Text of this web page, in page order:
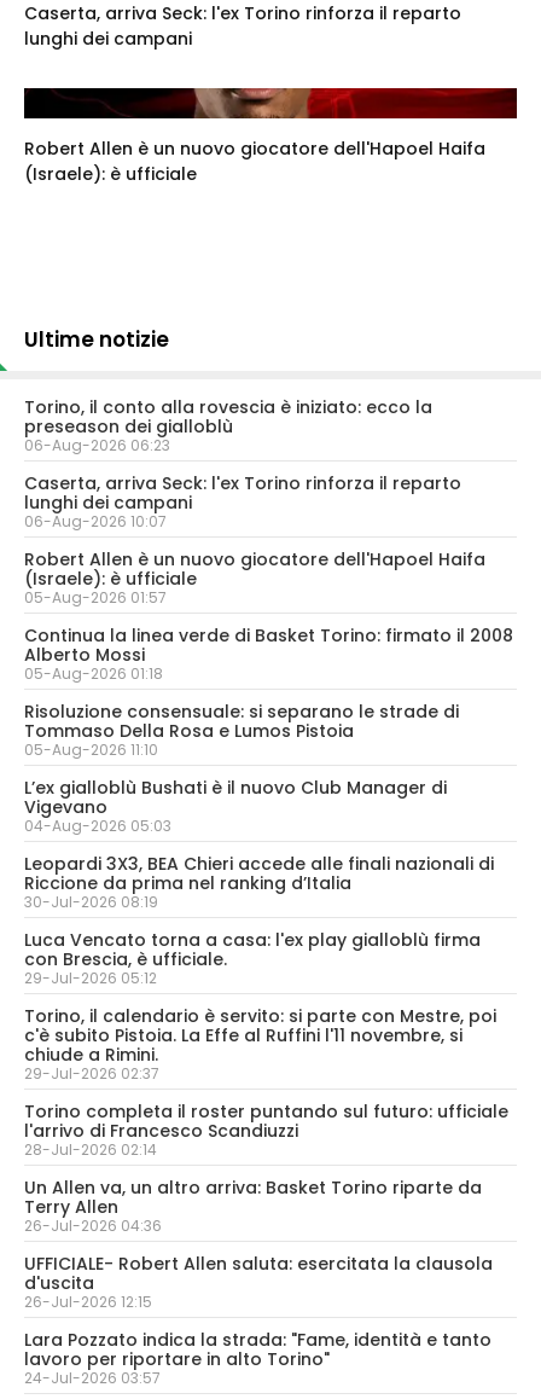
Caserta, arriva Seck: l'ex Torino rinforza il reparto
lunghi dei campani
Robert Allen è un nuovo giocatore dell'Hapoel Haifa
(Israele): è ufficiale
Ultime notizie
Torino, il conto alla rovescia è iniziato: ecco la
preseason dei gialloblù
06-Aug-2026 06:23
Caserta, arriva Seck: l'ex Torino rinforza il reparto
lunghi dei campani
06-Aug-2026 10:07
Robert Allen è un nuovo giocatore dell'Hapoel Haifa
(Israele): è ufficiale
05-Aug-2026 01:57
Continua la linea verde di Basket Torino: firmato il 2008
Alberto Mossi
05-Aug-2026 01:18
Risoluzione consensuale: si separano le strade di
Tommaso Della Rosa e Lumos Pistoia
05-Aug-2026 11:10
L’ex gialloblù Bushati è il nuovo Club Manager di
Vigevano
04-Aug-2026 05:03
Leopardi 3X3, BEA Chieri accede alle finali nazionali di
Riccione da prima nel ranking d’Italia
30-Jul-2026 08:19
Luca Vencato torna a casa: l'ex play gialloblù firma
con Brescia, è ufficiale.
29-Jul-2026 05:12
Torino, il calendario è servito: si parte con Mestre, poi
c'è subito Pistoia. La Effe al Ruffini l'11 novembre, si
chiude a Rimini.
29-Jul-2026 02:37
Torino completa il roster puntando sul futuro: ufficiale
l'arrivo di Francesco Scandiuzzi
28-Jul-2026 02:14
Un Allen va, un altro arriva: Basket Torino riparte da
Terry Allen
26-Jul-2026 04:36
UFFICIALE- Robert Allen saluta: esercitata la clausola
d'uscita
26-Jul-2026 12:15
Lara Pozzato indica la strada: "Fame, identità e tanto
lavoro per riportare in alto Torino"
24-Jul-2026 03:57